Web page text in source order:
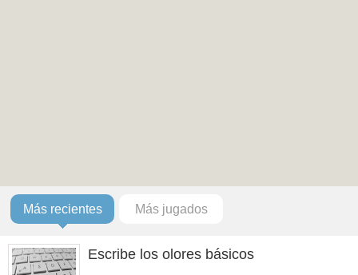
Más recientes Más jugados
Escribe los olores básicos